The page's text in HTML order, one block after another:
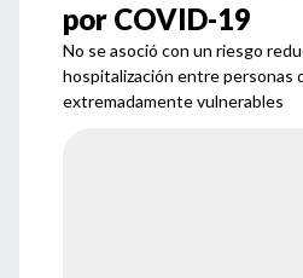
por COVID-19
No se asoció con un riesgo
hospitalización entre personas
extremadamente vulnerables